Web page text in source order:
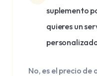
suplemento
quieres un
No, es el precio